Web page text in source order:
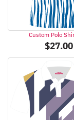
Custom Polo
$27.00